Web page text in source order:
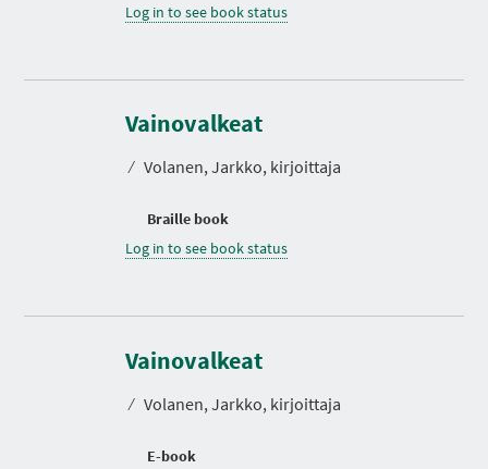
Log in to see book status
Vainovalkeat
⁄ Volanen, Jarkko, kirjoittaja
Braille book
Log in to see book status
Vainovalkeat
⁄ Volanen, Jarkko, kirjoittaja
E-book